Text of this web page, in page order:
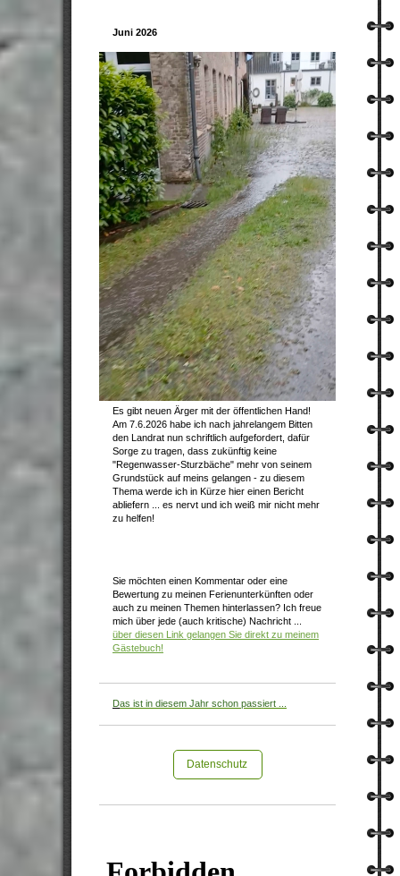
Juni 2026
Es gibt neuen Ärger mit der öffentlichen Hand!
Am 7.6.2026 habe ich nach jahrelangem Bitten
den Landrat nun schriftlich aufgefordert, dafür
Sorge zu tragen, dass zukünftig keine
"Regenwasser-Sturzbäche" mehr von seinem
Grundstück auf meins gelangen - zu diesem
Thema werde ich in Kürze hier einen Bericht
abliefern ... es nervt und ich weiß mir nicht mehr
zu helfen!
Sie möchten einen Kommentar oder eine
Bewertung zu meinen Ferienunterkünften oder
auch zu meinen Themen hinterlassen? Ich freue
mich über jede (auch kritische) Nachricht ...
über diesen Link gelangen Sie direkt zu meinem
Gästebuch!
Das ist in diesem Jahr schon passiert ...
Datenschutz